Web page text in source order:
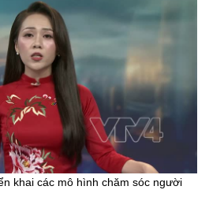
khai các mô hình chăm sóc người